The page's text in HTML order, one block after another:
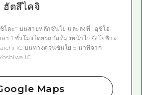
ฮัตสึไคจิ
โดะ" บนสายหลักซันโย และลงที่ "อุชิโอ
ลา 1 ชั่วโมงโดยรถบัสที่มุ่งหน้าไปยังโยชิวะ
IC บนทางด่วนซันโย 5 นาทีจาก
IC
Maps